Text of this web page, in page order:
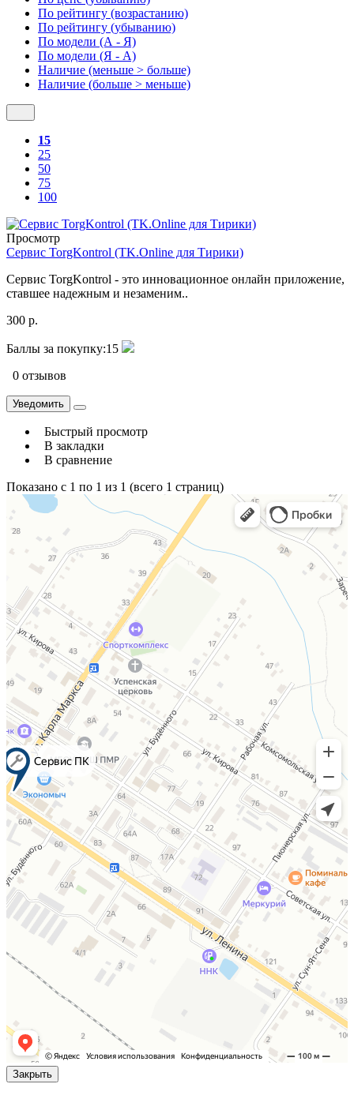
По рейтингу (возрастанию)
По рейтингу (убыванию)
По модели (А - Я)
По модели (Я - А)
Наличие (меньше > больше)
Наличие (больше > меньше)
15
25
50
75
100
Просмотр
Сервис TorgKontrol (TK.Online для Тирики)
Сервис TorgKontrol - это инновационное онлайн приложение,
ставшее надежным и незаменим..
300 р.
Баллы за покупку:15
0 отзывов
Уведомить
Быстрый просмотр
В закладки
В сравнение
Показано с 1 по 1 из 1 (всего 1 страниц)
Закрыть